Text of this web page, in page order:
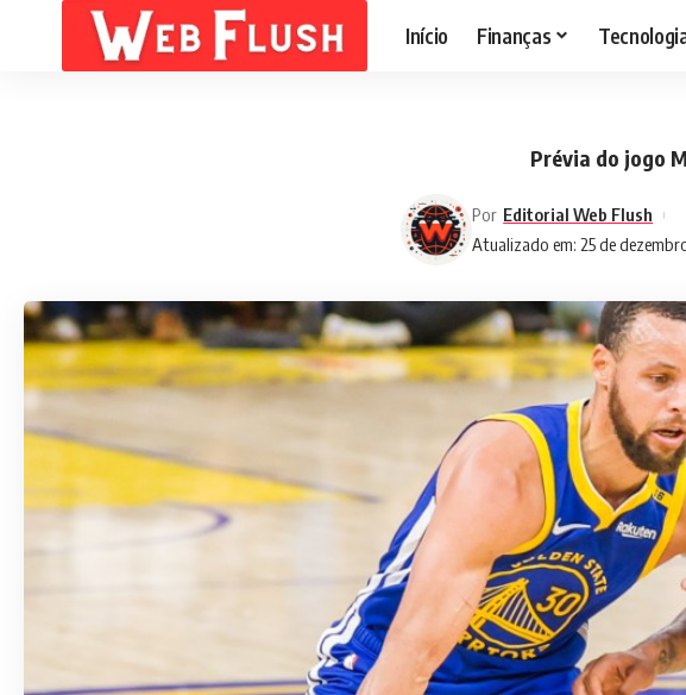
Início Finanças
Prévia do jogo
Atualizado em: 25 de
Por Editorial Web Flush